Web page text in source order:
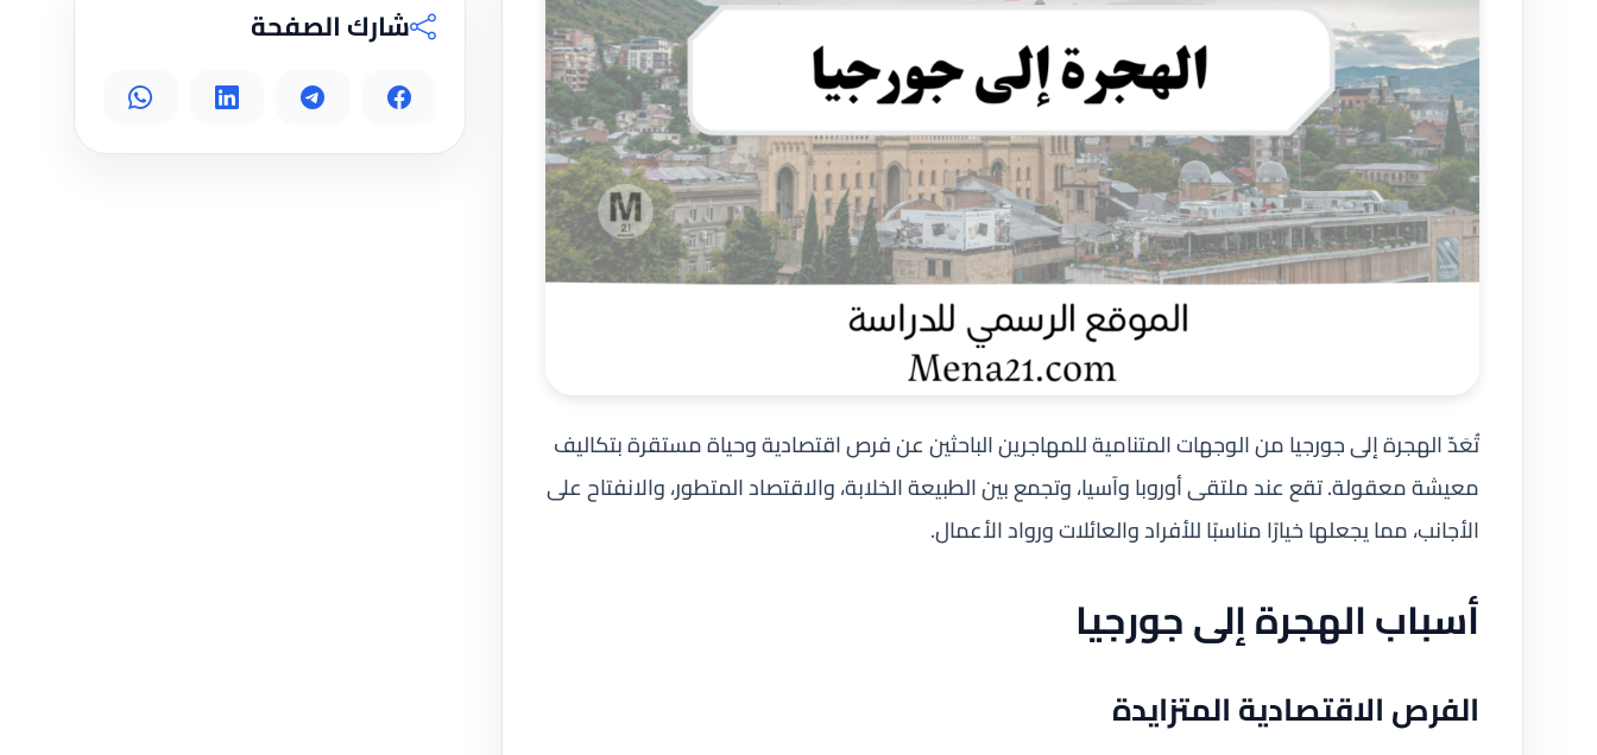
تُعَدّ الهجرة إلى جورجيا من الوجهات المتنامية للمهاجرين الباحثين عن فرص اقتصادية وحياة مستقرة بتكاليف
معيشة معقولة. تقع عند ملتقى أوروبا وآسيا، وتجمع بين الطبيعة الخلابة، والاقتصاد المتطور، والانفتاح على
الأجانب، مما يجعلها خيارًا مناسبًا للأفراد والعائلات ورواد الأعمال.
أسباب الهجرة إلى جورجيا
الفرص الاقتصادية المتزايدة
شارك الصفحة